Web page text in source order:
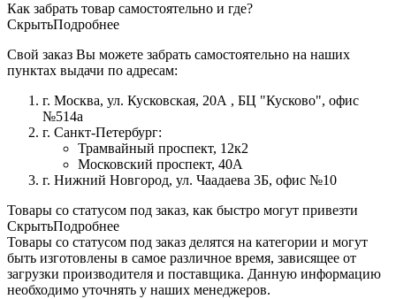
Как забрать товар самостоятельно и где?
СкрытьПодробнее
Свой заказ Вы можете забрать самостоятельно на наших
пунктах выдачи по адресам:
г. Москва, ул. Кусковская, 20А , БЦ "Кусково", офис
№514а
г. Санкт-Петербург:
Трамвайный проспект, 12к2
Московский проспект, 40А
г. Нижний Новгород, ул. Чаадаева 3Б, офис №10
Товары со статусом под заказ, как быстро могут привезти
СкрытьПодробнее
Товары со статусом под заказ делятся на категории и могут
быть изготовлены в самое различное время, зависящее от
загрузки производителя и поставщика. Данную информацию
необходимо уточнять у наших менеджеров.